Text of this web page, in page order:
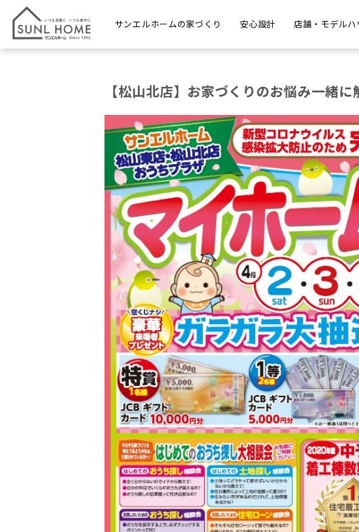
サンエルホームの家づくり 安心設計 店舗・モデルハ
【松山北店】お家づくりのお悩み一緒